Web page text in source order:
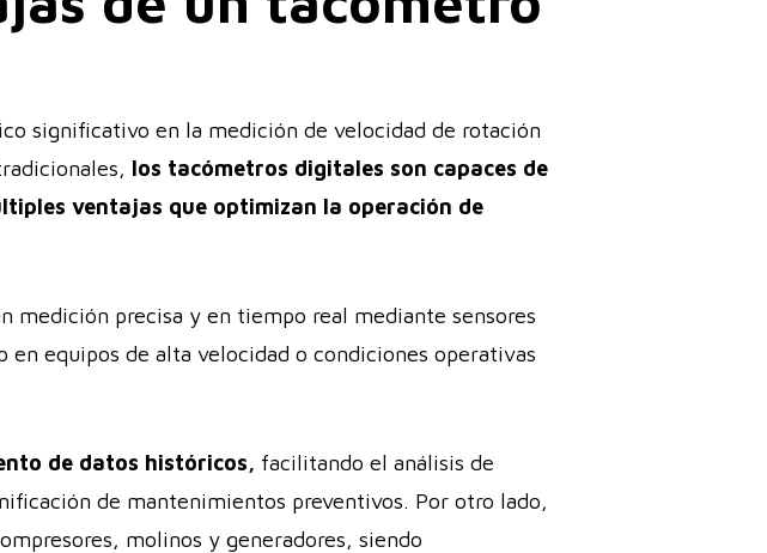
significativo en la medición de velocidad de rotación
los tacómetros digitales son capaces de
ventajas que optimizan la operación de
medición precisa y en tiempo real mediante sensores
equipos de alta velocidad o condiciones operativas
de datos históricos, facilitando el análisis de
de mantenimientos preventivos. Por otro lado,
molinos y generadores, siendo